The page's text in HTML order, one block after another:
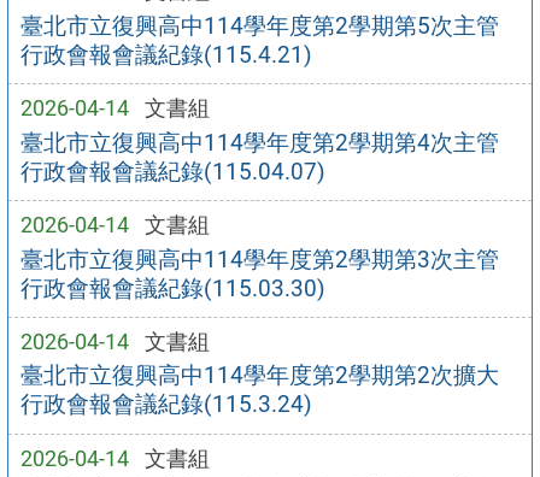
臺北市立復興高中114學年度第2學期第5次主管
行政會報會議紀錄(115.4.21)
2026-04-14 文書組
臺北市立復興高中114學年度第2學期第4次主管
行政會報會議紀錄(115.04.07)
2026-04-14 文書組
臺北市立復興高中114學年度第2學期第3次主管
行政會報會議紀錄(115.03.30)
2026-04-14 文書組
臺北市立復興高中114學年度第2學期第2次擴大
行政會報會議紀錄(115.3.24)
2026-04-14 文書組